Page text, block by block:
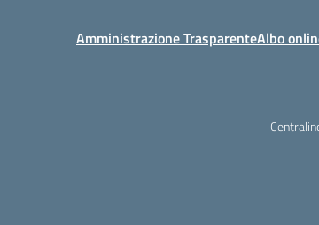
Amministrazione TrasparenteAlbo